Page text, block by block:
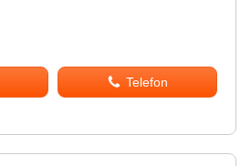
Telefon